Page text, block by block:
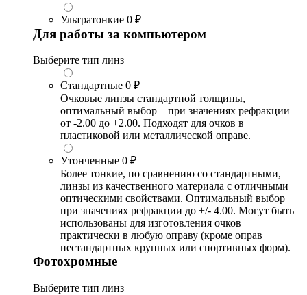
Ультратонкие 0 ₽
Для работы за компьютером
Выберите тип линз
Стандартные 0 ₽
Очковые линзы стандартной толщины,
оптимальный выбор – при значениях рефракции
от -2.00 до +2.00. Подходят для очков в
пластиковой или металлической оправе.
Утонченные 0 ₽
Более тонкие, по сравнению со стандартными,
линзы из качественного материала с отличными
оптическими свойствами. Оптимальный выбор
при значениях рефракции до +/- 4.00. Могут быть
использованы для изготовления очков
практически в любую оправу (кроме оправ
нестандартных крупных или спортивных форм).
Фотохромные
Выберите тип линз